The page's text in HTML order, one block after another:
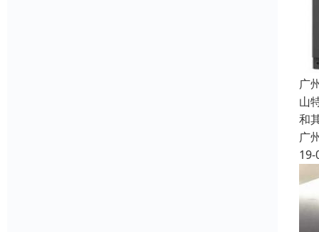
广
山
和
广
19-